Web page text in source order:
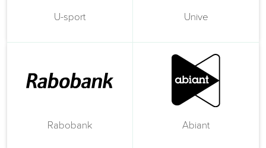
U-sport Unive
Rabobank Abiant